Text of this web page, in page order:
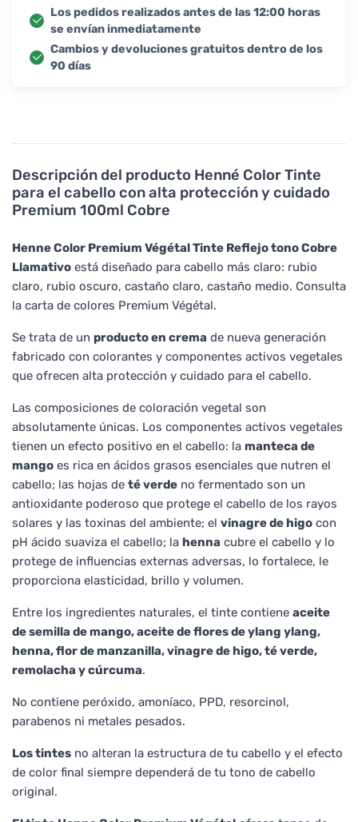
Descripción del producto Henné Color Tinte
para el cabello con alta protección y cuidado
Premium 100ml Cobre
Henne Color Premium Végétal Tinte Reflejo tono Cobre
Llamativo está diseñado para cabello más claro: rubio
claro, rubio oscuro, castaño claro, castaño medio. Consulta
la carta de colores Premium Végétal.
Se trata de un producto en crema de nueva generación
fabricado con colorantes y componentes activos vegetales
que ofrecen alta protección y cuidado para el cabello.
Las composiciones de coloración vegetal son
absolutamente únicas. Los componentes activos vegetales
tienen un efecto positivo en el cabello: la manteca de
mango es rica en ácidos grasos esenciales que nutren el
cabello; las hojas de té verde no fermentado son un
antioxidante poderoso que protege el cabello de los rayos
solares y las toxinas del ambiente; el vinagre de higo con
pH ácido suaviza el cabello; la henna cubre el cabello y lo
protege de influencias externas adversas, lo fortalece, le
proporciona elasticidad, brillo y volumen.
Entre los ingredientes naturales, el tinte contiene aceite
de semilla de mango, aceite de flores de ylang ylang,
henna, flor de manzanilla, vinagre de higo, té verde,
remolacha y cúrcuma.
No contiene peróxido, amoníaco, PPD, resorcinol,
parabenos ni metales pesados.
Los tintes no alteran la estructura de tu cabello y el efecto
de color final siempre dependerá de tu tono de cabello
original.
Los pedidos realizados antes de las 12:00 horas
se envían inmediatamente
Cambios y devoluciones gratuitos dentro de los
90 días